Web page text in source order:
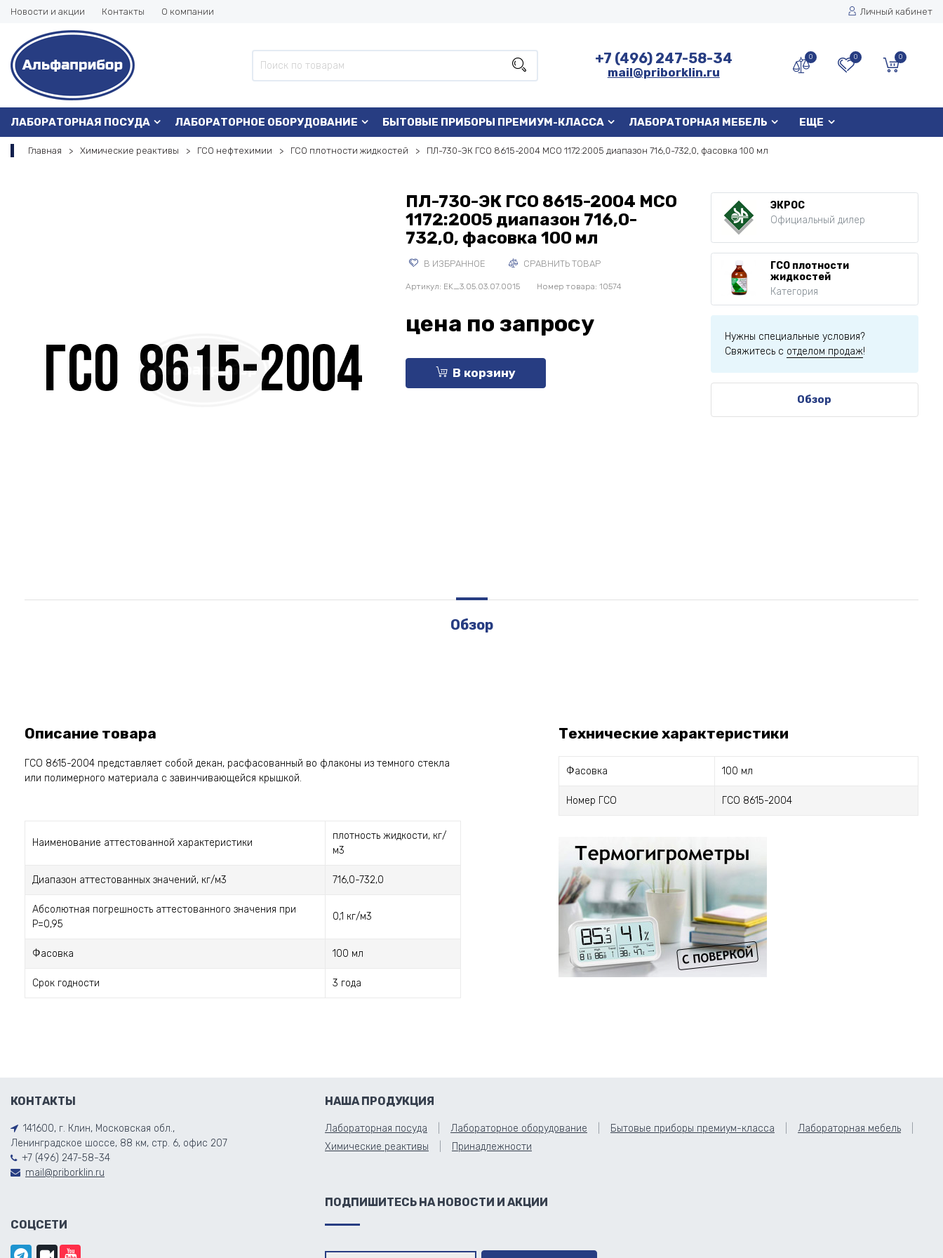
Новости и акции Контакты О компании Личный кабинет
+7 (496) 247-58-34
mail@priborklin.ru
0 0 0
ЛАБОРАТОРНАЯ ПОСУДА ЛАБОРАТОРНОЕ ОБОРУДОВАНИЕ БЫТОВЫЕ ПРИБОРЫ ПРЕМИУМ-КЛАССА ЛАБОРАТОРНАЯ МЕБЕЛЬ ЕЩЕ
Главная Химические реактивы ГСО нефтехимии ГСО плотности жидкостей ПЛ-730-ЭК ГСО 8615-2004 МСО 1172:2005 диапазон 716,0-732,0, фасовка 100 мл
ПЛ-730-ЭК ГСО 8615-2004 МСО
1172:2005 диапазон 716,0-
732,0, фасовка 100 мл
В ИЗБРАННОЕ СРАВНИТЬ ТОВАР
Артикул: EK_3.05.03.07.0015 Номер товара: 10574
цена по запросу
В корзину
ЭКРОС
Официальный дилер
ГСО плотности
жидкостей
Категория
Нужны специальные условия?
Свяжитесь с отделом продаж!
Обзор
Обзор
Описание товара
ГСО 8615-2004 представляет собой декан, расфасованный во флаконы из темного стекла
или полимерного материала с завинчивающейся крышкой.
Наименование аттестованной характеристики
плотность жидкости, кг/
м3
Диапазон аттестованных значений, кг/м3 716,0-732,0
Абсолютная погрешность аттестованного значения при
Р=0,95
0,1 кг/м3
Фасовка 100 мл
Срок годности 3 года
Технические характеристики
Фасовка 100 мл
Номер ГСО ГСО 8615-2004
КОНТАКТЫ
141600, г. Клин, Московская обл.,
Ленинградское шоссе, 88 км, стр. 6, офис 207
+7 (496) 247-58-34
mail@priborklin.ru
СОЦСЕТИ
НАША ПРОДУКЦИЯ
Лабораторная посуда Лабораторное оборудование Бытовые приборы премиум-класса
Лабораторная мебель
Химические реактивы
Принадлежности
ПОДПИШИТЕСЬ НА НОВОСТИ И АКЦИИ